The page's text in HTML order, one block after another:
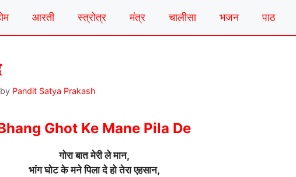
आरती स्त्रोत्र मंत्र चालीसा भजन पाठ
by Pandit Satya Prakash
Ghot Ke Mane Pila De
गोरा बात मेरी ले मान,
भांग घोट के मने पिला दे हो तेरा एहसान,